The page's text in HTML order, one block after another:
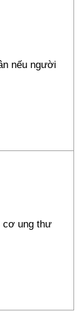
nếu người
cơ ung thư